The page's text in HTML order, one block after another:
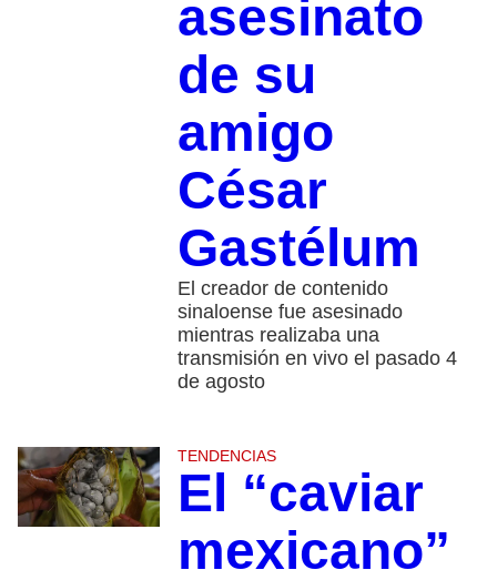
asesinato
de su
amigo
César
Gastélum
El creador de contenido
sinaloense fue asesinado
mientras realizaba una
transmisión en vivo el pasado 4
de agosto
TENDENCIAS
El “caviar
mexicano”